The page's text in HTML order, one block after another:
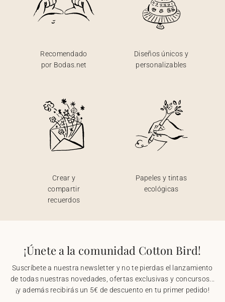
Recomendado
por Bodas.net
Diseños únicos y
personalizables
Crear y
compartir
recuerdos
Papeles y tintas
ecológicas
¡Únete a la comunidad Cotton Bird!
Suscríbete a nuestra newsletter y no te pierdas el lanzamiento
de todas nuestras novedades, ofertas exclusivas y concursos...
¡y además recibirás un 5€ de descuento en tu primer pedido!